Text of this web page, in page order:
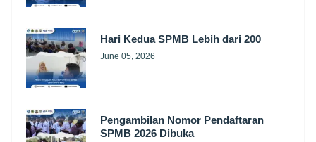
Hari Kedua SPMB Lebih dari 200
June 05, 2026
Pengambilan Nomor Pendaftaran
SPMB 2026 Dibuka